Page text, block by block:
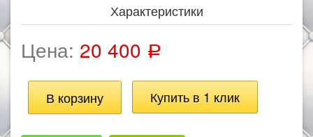
Характеристики
Цена: 20 400 Р